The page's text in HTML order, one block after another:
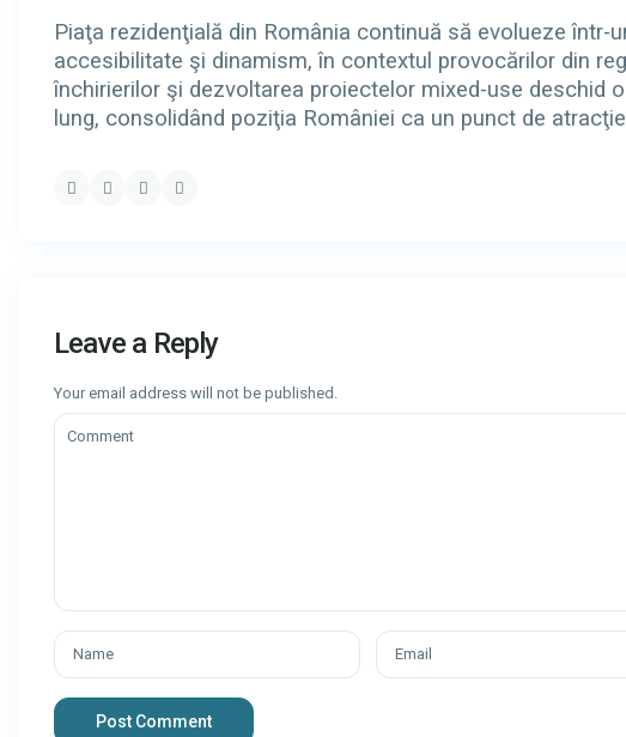
Piaţa rezidenţială din România continuă să evolueze într-
accesibilitate şi dinamism, în contextul provocărilor din
închirierilor şi dezvoltarea proiectelor mixed-use deschid
lung, consolidând poziţia României ca un punct de
Leave a Reply
Your email address will not be published.